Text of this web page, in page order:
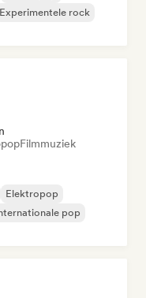
Experimentele rock
Filmmuziek
Elektropop
pop